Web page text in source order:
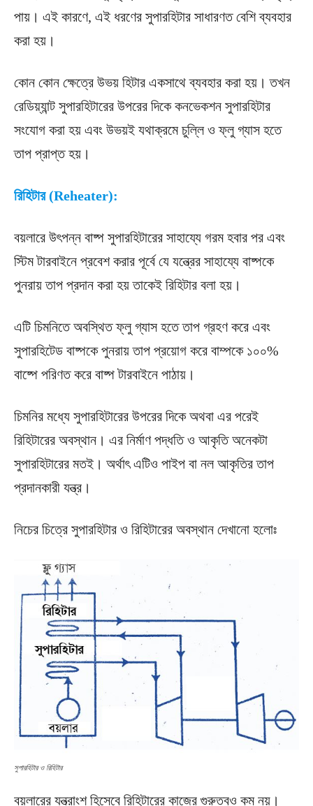
পায়। এই কারণে, এই ধরণের সুপারহিটার সাধারণত বেশি ব্যবহার
করা হয়।
কোন কোন ক্ষেত্রে উভয় হিটার একসাথে ব্যবহার করা হয়। তখন
রেডিয়্যান্ট সুপারহিটারের উপরের দিকে কনভেকশন সুপারহিটার
সংযোগ করা হয় এবং উভয়ই যথাক্রমে চুল্লি ও ফ্লু গ্যাস হতে
তাপ প্রাপ্ত হয়।
রিহিটার (Reheater):
বয়লারে উৎপন্ন বাষ্প সুপারহিটারের সাহায্যে গরম হবার পর এবং
স্টিম টারবাইনে প্রবেশ করার পূর্বে যে যন্ত্রের সাহায্যে বাষ্পকে
পুনরায় তাপ প্রদান করা হয় তাকেই রিহিটার বলা হয়।
এটি চিমনিতে অবস্থিত ফ্লু গ্যাস হতে তাপ গ্রহণ করে এবং
সুপারহিটেড বাষ্পকে পুনরায় তাপ প্রয়োগ করে বাম্পকে ১০০%
বাষ্পে পরিণত করে বাষ্প টারবাইনে পাঠায়।
চিমনির মধ্যে সুপারহিটারের উপরের দিকে অথবা এর পরেই
রিহিটারের অবস্থান। এর নির্মাণ পদ্ধতি ও আকৃতি অনেকটা
সুপারহিটারের মতই। অর্থাৎ এটিও পাইপ বা নল আকৃতির তাপ
প্রদানকারী যন্ত্র।
নিচের চিত্রে সুপারহিটার ও রিহিটারের অবস্থান দেখানো হলোঃ
সুপারহিটার ও রিহিটার
বয়লারের যন্ত্রাংশ হিসেবে রিহিটারের কাজের গুরুত্বও কম নয়।